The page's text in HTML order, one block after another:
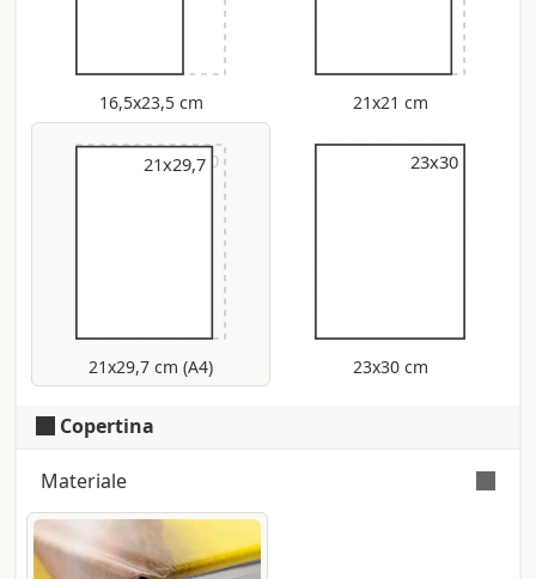
16,5x23,5 cm 21x21 cm
23x30
21x29,7
21x29,7 cm (A4)
23x30
23x30
23x30 cm
Copertina
Materiale
Copertina realizzata con carta patinata
Symbol Satin da 170 gr certificata Fsc, e